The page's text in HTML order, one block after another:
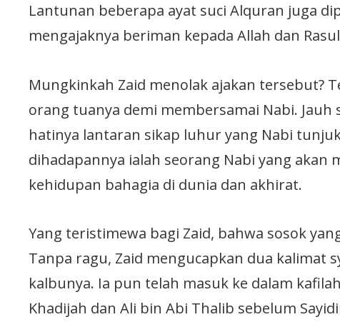
Lantunan beberapa ayat suci Alquran juga
mengajaknya beriman kepada Allah dan
Mungkinkah Zaid menolak ajakan tersebut?
orang tuanya demi membersamai Nabi.
hatinya lantaran sikap luhur yang Nabi
dihadapannya ialah seorang Nabi yang
kehidupan bahagia di dunia dan akhirat.
Yang teristimewa bagi Zaid, bahwa sosok
Tanpa ragu, Zaid mengucapkan dua kalimat
kalbunya. Ia pun telah masuk ke dalam
Khadijah dan Ali bin Abi Thalib sebelum